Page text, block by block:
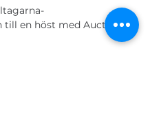
till en höst med Auctionet